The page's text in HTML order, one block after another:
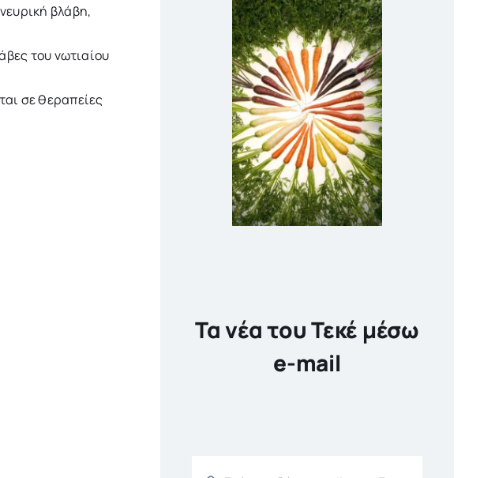
βλάβη,
του νωτιαίου
σε θεραπείες
Τα νέα του Τεκέ μέσω
e-mail